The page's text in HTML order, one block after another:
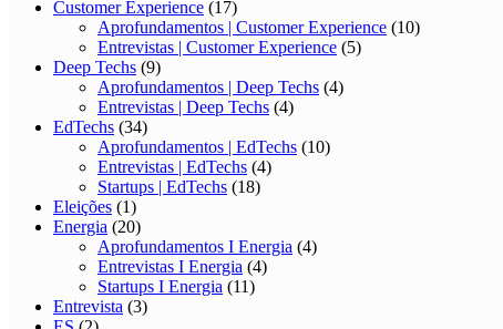
Customer Experience (17)
Aprofundamentos | Customer Experience (10)
Entrevistas | Customer Experience (5)
Deep Techs (9)
Aprofundamentos | Deep Techs (4)
Entrevistas | Deep Techs (4)
EdTechs (34)
Aprofundamentos | EdTechs (10)
Entrevistas | EdTechs (4)
Startups | EdTechs (18)
Eleições (1)
Energia (20)
Aprofundamentos I Energia (4)
Entrevistas I Energia (4)
Startups I Energia (11)
Entrevista (3)